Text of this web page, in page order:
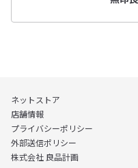
ネットストア
店舗情報
プライバシーポリシー
外部送信ポリシー
株式会社 良品計画